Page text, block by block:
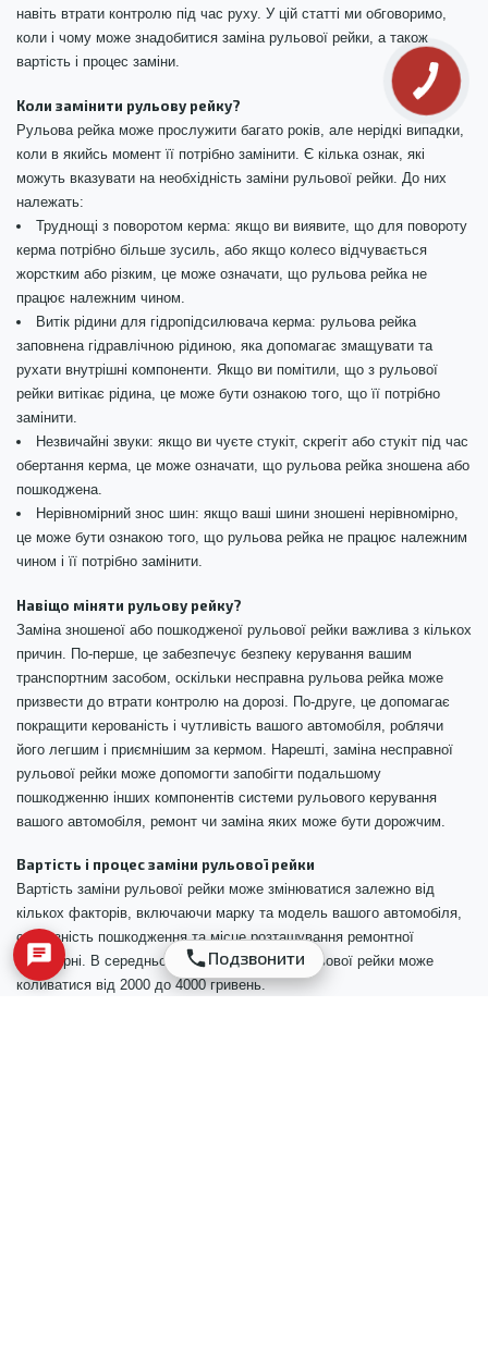
Подзвонити
навіть втрати контролю під час руху. У цій статті ми обговоримо,
коли і чому може знадобитися заміна рульової рейки, а також
вартість і процес заміни.
Коли замінити рульову рейку?
Рульова рейка може прослужити багато років, але нерідкі випадки,
коли в якийсь момент її потрібно замінити. Є кілька ознак, які
можуть вказувати на необхідність заміни рульової рейки. До них
належать:
Труднощі з поворотом керма: якщо ви виявите, що для повороту
керма потрібно більше зусиль, або якщо колесо відчувається
жорстким або різким, це може означати, що рульова рейка не
працює належним чином.
Витік рідини для гідропідсилювача керма: рульова рейка
заповнена гідравлічною рідиною, яка допомагає змащувати та
рухати внутрішні компоненти. Якщо ви помітили, що з рульової
рейки витікає рідина, це може бути ознакою того, що її потрібно
замінити.
Незвичайні звуки: якщо ви чуєте стукіт, скрегіт або стукіт під час
обертання керма, це може означати, що рульова рейка зношена або
пошкоджена.
Нерівномірний знос шин: якщо ваші шини зношені нерівномірно,
це може бути ознакою того, що рульова рейка не працює належним
чином і її потрібно замінити.
Навіщо міняти рульову рейку?
Заміна зношеної або пошкодженої рульової рейки важлива з кількох
причин. По-перше, це забезпечує безпеку керування вашим
транспортним засобом, оскільки несправна рульова рейка може
призвести до втрати контролю на дорозі. По-друге, це допомагає
покращити керованість і чутливість вашого автомобіля, роблячи
його легшим і приємнішим за кермом. Нарешті, заміна несправної
рульової рейки може допомогти запобігти подальшому
пошкодженню інших компонентів системи рульового керування
вашого автомобіля, ремонт чи заміна яких може бути дорожчим.
Вартість і процес заміни рульової рейки
Вартість заміни рульової рейки може змінюватися залежно від
кількох факторів, включаючи марку та модель вашого автомобіля,
серйозність пошкодження та місце розташування ремонтної
майстерні. В середньому вартість заміни рульової рейки може
коливатися від 2000 до 4000 гривень.